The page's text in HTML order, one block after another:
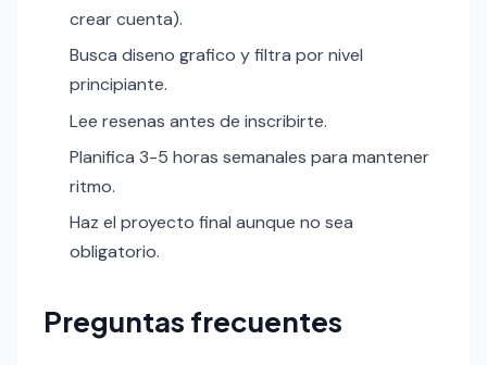
crear cuenta).
Busca diseno grafico y filtra por nivel
principiante.
Lee resenas antes de inscribirte.
Planifica 3-5 horas semanales para mantener
ritmo.
Haz el proyecto final aunque no sea
obligatorio.
Preguntas frecuentes